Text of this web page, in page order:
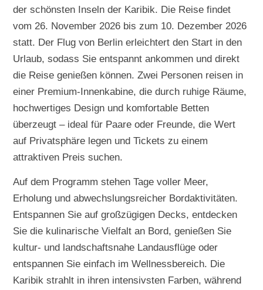
der schönsten Inseln der Karibik. Die Reise findet
vom 26. November 2026 bis zum 10. Dezember 2026
statt. Der Flug von Berlin erleichtert den Start in den
Urlaub, sodass Sie entspannt ankommen und direkt
die Reise genießen können. Zwei Personen reisen in
einer Premium-Innenkabine, die durch ruhige Räume,
hochwertiges Design und komfortable Betten
überzeugt – ideal für Paare oder Freunde, die Wert
auf Privatsphäre legen und Tickets zu einem
attraktiven Preis suchen.
Auf dem Programm stehen Tage voller Meer,
Erholung und abwechslungsreicher Bordaktivitäten.
Entspannen Sie auf großzügigen Decks, entdecken
Sie die kulinarische Vielfalt an Bord, genießen Sie
kultur- und landschaftsnahe Landausflüge oder
entspannen Sie einfach im Wellnessbereich. Die
Karibik strahlt in ihren intensivsten Farben, während